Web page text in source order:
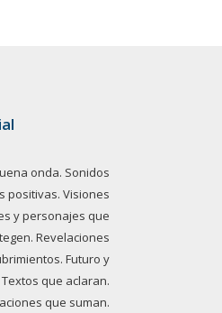
onda. Sonidos
positivas. Visiones
y personajes que
Revelaciones
Futuro y
que aclaran.
que suman.